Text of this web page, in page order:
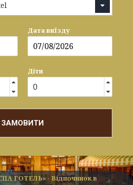
Дата виїзду
Діти
ЗАМОВИТИ
ГОТЕЛЬ» - Відпочинок в